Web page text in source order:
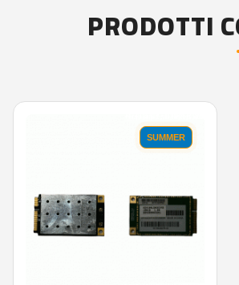
PRODOTTI
SUMMER